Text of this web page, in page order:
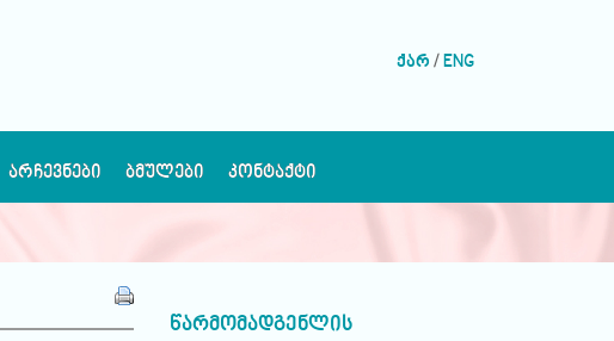
ქარ /ENG
ᲐᲠᲩᲔᲕᲜᲔᲑᲘ ᲑᲛᲣᲚᲔᲑᲘ ᲙᲝᲜᲢᲐᲥᲢᲘ
წარმომადგენლის